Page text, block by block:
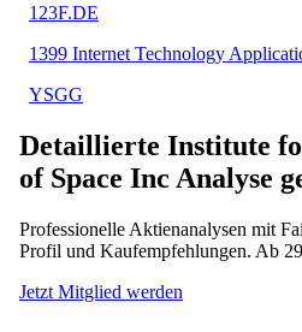
123F.DE
1399 Internet Technology
YSGG
Detaillierte Institute
of Space Inc Analyse
Professionelle Aktienanalysen mit
Profil und Kaufempfehlungen. Ab
Jetzt Mitglied werden